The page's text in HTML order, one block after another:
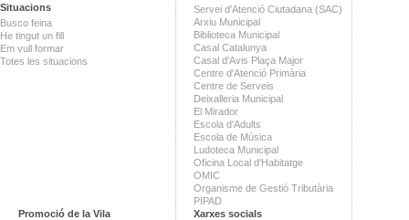
Situacions
Busco feina
He tingut un fill
Em vull formar
Totes les situacions
Servei d'Atenció Ciutadana (SAC)
Arxiu Municipal
Biblioteca Municipal
Casal Catalunya
Casal d'Avis Plaça Major
Centre d'Atenció Primària
Centre de Serveis
Deixalleria Municipal
El Mirador
Escola d'Adults
Escola de Música
Ludoteca Municipal
Oficina Local d'Habitatge
OMIC
Organisme de Gestió Tributària
PIPAD
Promoció de la Vila
Xarxes socials